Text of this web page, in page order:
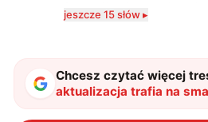
technologii a współczesną
jeszcze 15 słów ▸
Chcesz czytać więcej
aktualizacja trafia na
Jakie nowości przynosi?"